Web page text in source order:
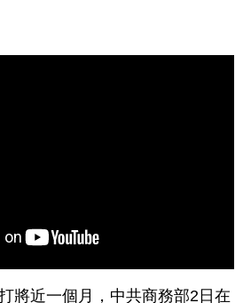
將近一個月，中共商務部2日在